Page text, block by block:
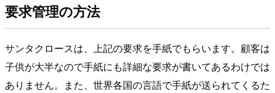
要求管理の方法
サンタクロースは、上記の要求を手紙でもらいます。顧客は
子供が大半なので手紙にも詳細な要求が書いてあるわけでは
ありません。また、世界各国の言語で手紙が送られてくるた